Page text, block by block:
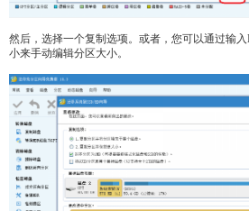
然后，选择一个复制选项。或者，您可以通过输
小来手动编辑分区大小。